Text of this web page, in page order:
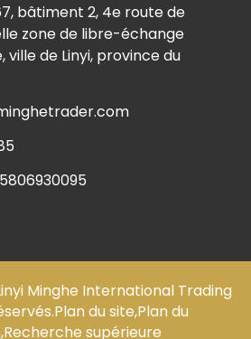
bâtiment 2, 4e route de
zone de libre-échange
ville de Linyi, province du
Minghe International Trading
Plan du site,Plan du
Recherche supérieure